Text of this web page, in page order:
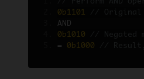
0b1101
AND
0b1010
=
0b1000